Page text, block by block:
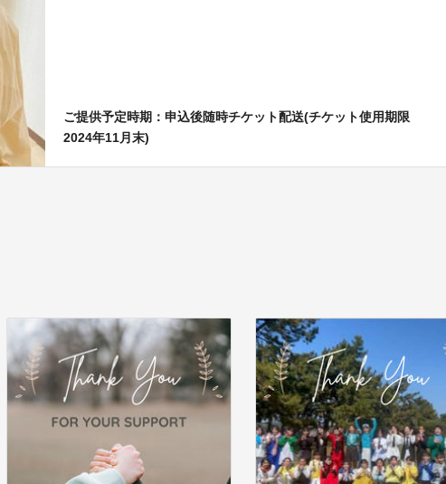
ご提供予定時期：申込後随時チケット配送(チケット使用期限
2024年11月末)